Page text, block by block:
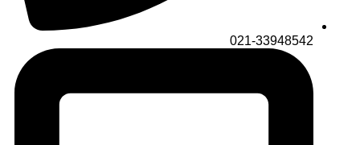
021-33948542